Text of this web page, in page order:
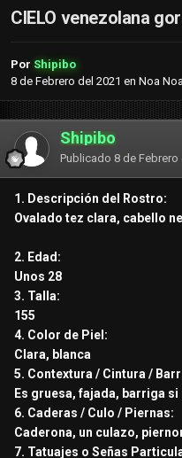
CIELO venezolana
Por Shipibo
8 de Febrero del 2021 en Noa
Shipibo
Publicado 8 de Febrero
1. Descripción del Rostro:
Ovalado tez clara, cabello
2. Edad:
Unos 28
3. Talla:
155
4. Color de Piel:
Clara, blanca
5. Contextura / Cintura /
Es gruesa, fajada, barriga
6. Caderas / Culo / Piernas:
Caderona, un culazo,
7. Tatuajes o Señas